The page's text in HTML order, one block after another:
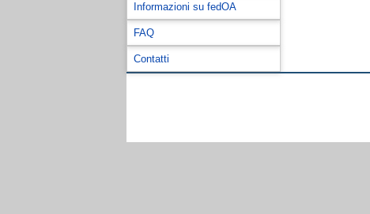
Informazioni su fedOA
FAQ
Contatti